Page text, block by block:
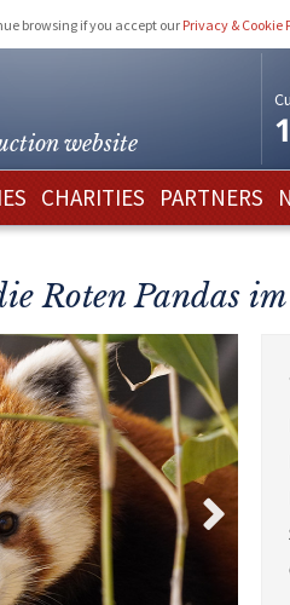
browsing if you accept our Privacy & Cookie
website
CHARITIES PARTNERS
Roten Pandas